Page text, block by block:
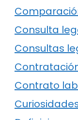
Consulta
Consultas
Contrato